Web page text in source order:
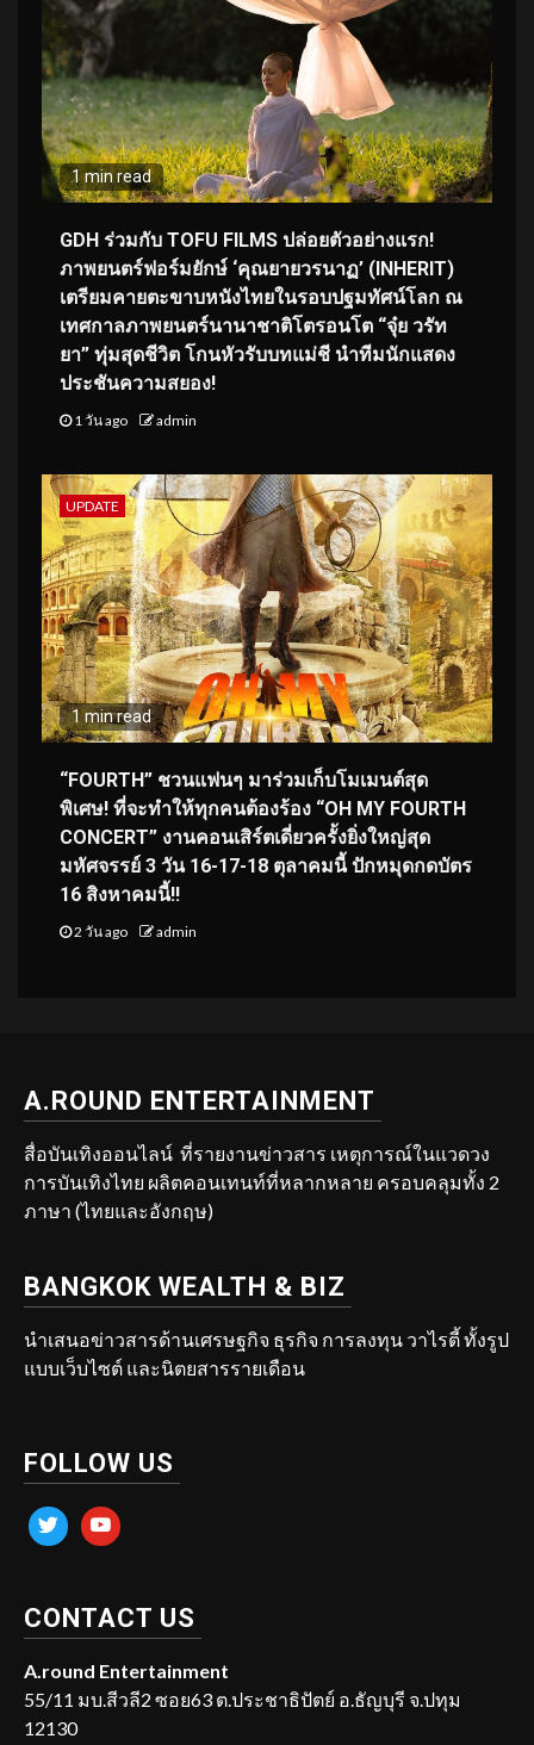
1 min read
GDH ร่วมกับ TOFU FILMS ปล่อยตัวอย่างแรก!
ภาพยนตร์ฟอร์มยักษ์ ‘คุณยายวรนาฏ’ (INHERIT)
เตรียมคายตะขาบหนังไทยในรอบปฐมทัศน์โลก ณ
เทศกาลภาพยนตร์นานาชาติโตรอนโต “จุ๋ย วรัท
ยา” ทุ่มสุดชีวิต โกนหัวรับบทแม่ชี นำทีมนักแสดง
ประชันความสยอง!
1 วัน ago admin
UPDATE
1 min read
“FOURTH” ชวนแฟนๆ มาร่วมเก็บโมเมนต์สุด
พิเศษ! ที่จะทำให้ทุกคนต้องร้อง “OH MY FOURTH
CONCERT” งานคอนเสิร์ตเดี่ยวครั้งยิ่งใหญ่สุด
มหัศจรรย์ 3 วัน 16-17-18 ตุลาคมนี้ ปักหมุดกดบัตร
16 สิงหาคมนี้!!
2 วัน ago admin
A.ROUND ENTERTAINMENT
สื่อบันเทิงออนไลน์ ที่รายงานข่าวสาร เหตุการณ์ในแวดวง
การบันเทิงไทย ผลิตคอนเทนท์ที่หลากหลาย ครอบคลุมทั้ง 2
ภาษา (ไทยและอังกฤษ)
BANGKOK WEALTH & BIZ
นำเสนอข่าวสารด้านเศรษฐกิจ ธุรกิจ การลงทุน วาไรตี้ ทั้งรูป
แบบเว็บไซต์ และนิตยสารรายเดือน
FOLLOW US
twitter youtube
CONTACT US
A.round Entertainment
55/11 มบ.สีวลี2 ซอย63 ต.ประชาธิปัตย์ อ.ธัญบุรี จ.ปทุม
12130